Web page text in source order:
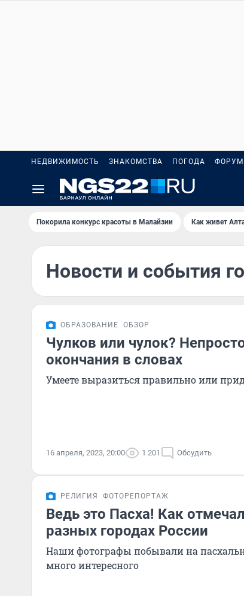
НЕДВИЖИМОСТЬ ЗНАКОМСТВА ПОГОДА
Покорила конкурс красоты в Малайзии Как живет
Новости и события
ОБРАЗОВАНИЕ ОБЗОР
Чулков или чулок?
окончания в словах
Умеете выразиться правильно или
16 апреля, 2023, 20:00 1 201 Обсудить
РЕЛИГИЯ ФОТОРЕПОРТАЖ
Ведь это Пасха! Как
разных городах России
Наши фотографы побывали на
много интересного